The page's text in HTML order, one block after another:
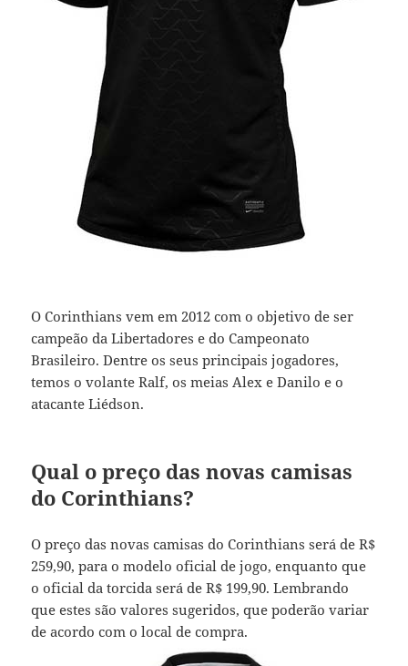
O Corinthians vem em 2012 com o objetivo de ser
campeão da Libertadores e do Campeonato
Brasileiro. Dentre os seus principais jogadores,
temos o volante Ralf, os meias Alex e Danilo e o
atacante Liédson.
Qual o preço das novas camisas
do Corinthians?
O preço das novas camisas do Corinthians será de R$
259,90, para o modelo oficial de jogo, enquanto que
o oficial da torcida será de R$ 199,90. Lembrando
que estes são valores sugeridos, que poderão variar
de acordo com o local de compra.